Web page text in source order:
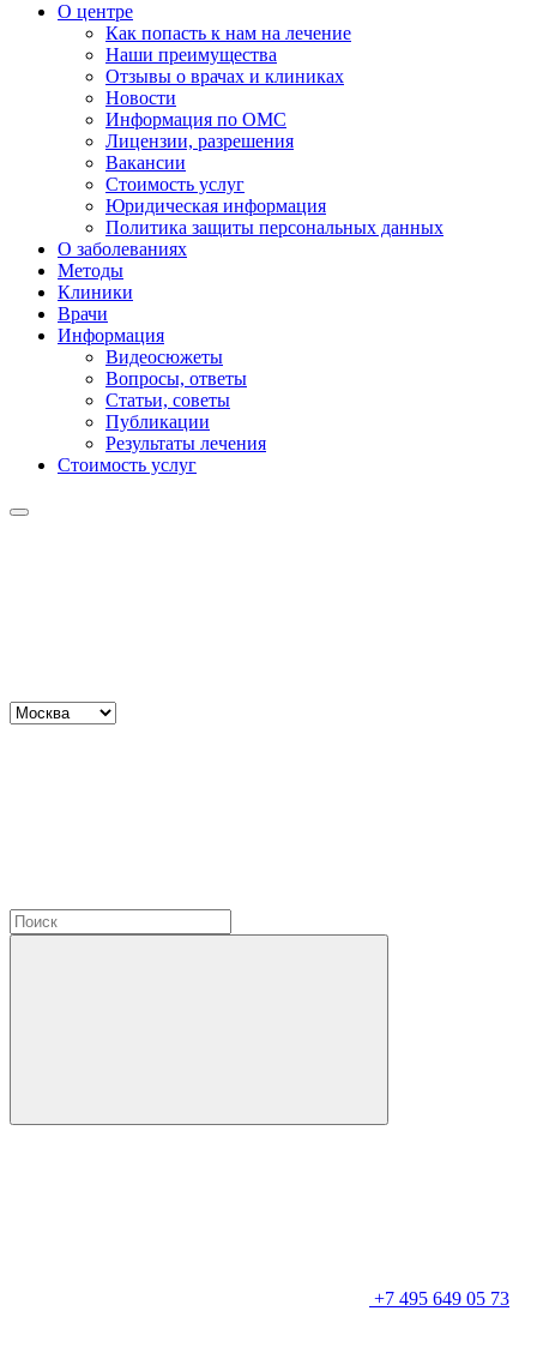
О центре
Как попасть к нам на лечение
Наши преимущества
Отзывы о врачах и клиниках
Новости
Информация по ОМС
Лицензии, разрешения
Вакансии
Стоимость услуг
Юридическая информация
Политика защиты персональных данных
О заболеваниях
Методы
Клиники
Врачи
Информация
Видеосюжеты
Вопросы, ответы
Статьи, советы
Публикации
Результаты лечения
Стоимость услуг
+7 495 649 05 73